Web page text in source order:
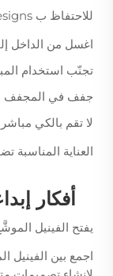
للاحتفاظ ب Designs الفينيل الموبر بمظهره الجديد:
اغسل من الداخل
تجنّب استخدام
جفف في المجفف
لا تقم بالكي
العناية المناسبة
أفكار
يفتح الفينيل
اجمع بين الفينيل